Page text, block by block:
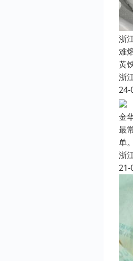
浙
难
黄
浙
24-
金
最
单
浙
21-